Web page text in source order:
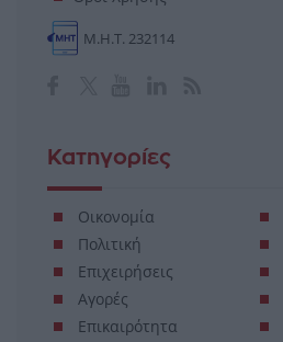
Μ.Η.Τ. 232114
Κατηγορίες
Οικονομία
Πολιτική
Επιχειρήσεις
Αγορές
Επικαιρότητα